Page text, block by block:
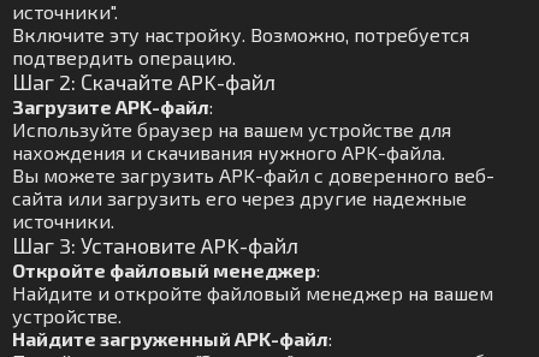
источники".
Включите эту настройку. Возможно, потребуется
подтвердить операцию.
Шаг 2: Скачайте APK-файл
Загрузите APK-файл:
Используйте браузер на вашем устройстве для
нахождения и скачивания нужного APK-файла.
Вы можете загрузить APK-файл с доверенного веб-
сайта или загрузить его через другие надежные
источники.
Шаг 3: Установите APK-файл
Откройте файловый менеджер:
Найдите и откройте файловый менеджер на вашем
устройстве.
Найдите загруженный APK-файл: